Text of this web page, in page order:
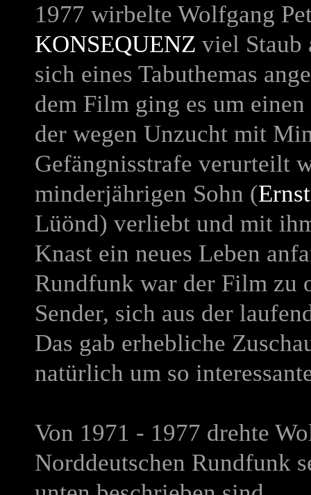
1977 wirbelte Wolfgang
KONSEQUENZ viel Staub
sich eines Tabuthemas
dem Film ging es um
der wegen Unzucht mit
Gefängnisstrafe verurteilt
minderjährigen Sohn (
Lüönd) verliebt und mit
Knast ein neues Leben
Rundfunk war der Film zu
Sender, sich aus der
Das gab erhebliche
natürlich um so
Von 1971 - 1977 drehte
Norddeutschen Rundfunk